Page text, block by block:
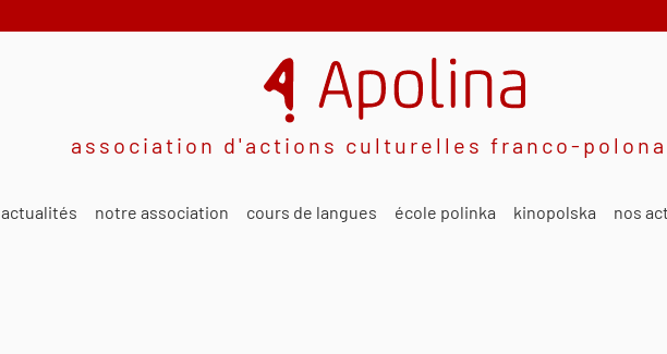
association d'actions culturelles franco-
actualités notre association cours de langues école polinka kinopolska nos